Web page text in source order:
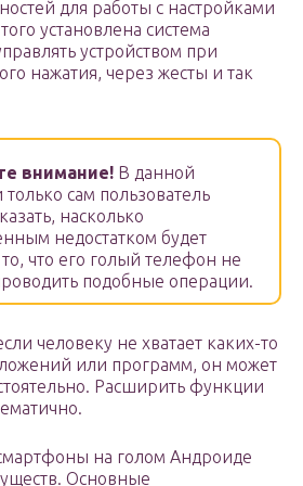
для работы с настройками
установлена система
устройством при
нажатия, через жесты и так
внимание! В данной
только сам пользователь
насколько
недостатком будет
то, что его голый телефон не
подобные операции.
человеку не хватает каких-то
или программ, он может
Расширить функции
на голом Андроиде
Основные